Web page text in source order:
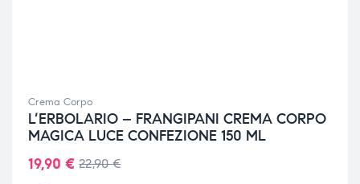
Crema Corpo
L’ERBOLARIO – FRANGIPANI CREMA CORPO
MAGICA LUCE CONFEZIONE 150 ML
22,90€
19,90 €